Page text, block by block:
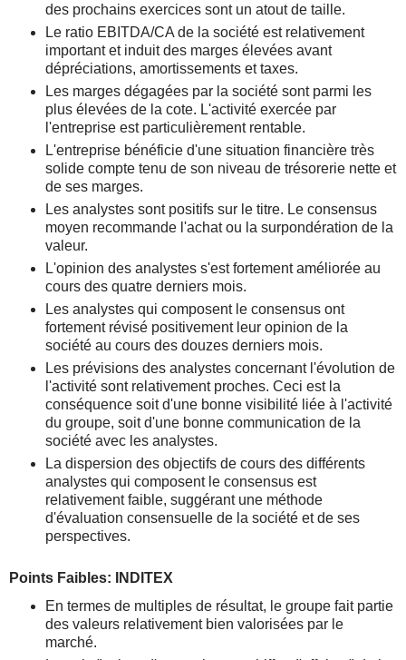
des prochains exercices sont un atout de taille.
Le ratio EBITDA/CA de la société est relativement
important et induit des marges élevées avant
dépréciations, amortissements et taxes.
Les marges dégagées par la société sont parmi les
plus élevées de la cote. L'activité exercée par
l'entreprise est particulièrement rentable.
L'entreprise bénéficie d'une situation financière très
solide compte tenu de son niveau de trésorerie nette et
de ses marges.
Les analystes sont positifs sur le titre. Le consensus
moyen recommande l'achat ou la surpondération de la
valeur.
L'opinion des analystes s'est fortement améliorée au
cours des quatre derniers mois.
Les analystes qui composent le consensus ont
fortement révisé positivement leur opinion de la
société au cours des douzes derniers mois.
Les prévisions des analystes concernant l'évolution de
l'activité sont relativement proches. Ceci est la
conséquence soit d'une bonne visibilité liée à l'activité
du groupe, soit d'une bonne communication de la
société avec les analystes.
La dispersion des objectifs de cours des différents
analystes qui composent le consensus est
relativement faible, suggérant une méthode
d'évaluation consensuelle de la société et de ses
perspectives.
Points Faibles: INDITEX
En termes de multiples de résultat, le groupe fait partie
des valeurs relativement bien valorisées par le
marché.